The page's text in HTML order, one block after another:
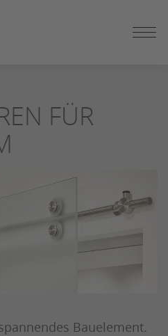
FÜR
Bauelement.